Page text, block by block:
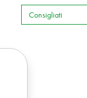
Consigliati